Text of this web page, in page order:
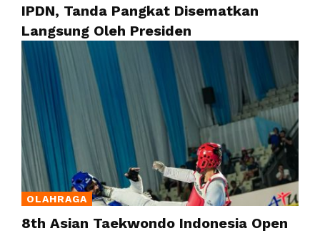
IPDN, Tanda Pangkat Disematkan
Langsung Oleh Presiden
OLAHRAGA
8th Asian Taekwondo Indonesia Open